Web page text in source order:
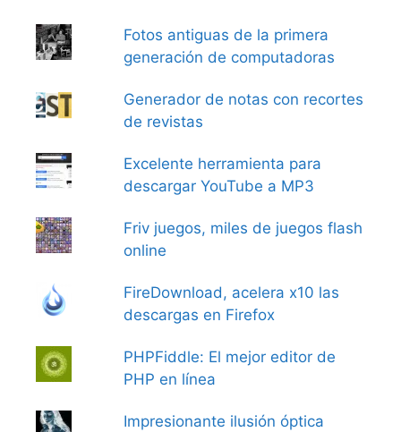
Fotos antiguas de la primera
generación de computadoras
Generador de notas con recortes
de revistas
Excelente herramienta para
descargar YouTube a MP3
Friv juegos, miles de juegos flash
online
FireDownload, acelera x10 las
descargas en Firefox
PHPFiddle: El mejor editor de
PHP en línea
Impresionante ilusión óptica